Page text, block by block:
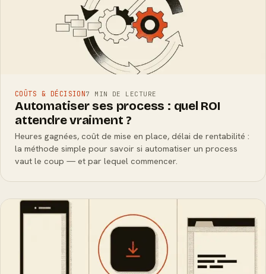
COÛTS & DÉCISION7 MIN DE LECTURE
Automatiser ses process : quel ROI
attendre vraiment ?
Heures gagnées, coût de mise en place, délai de rentabilité :
la méthode simple pour savoir si automatiser un process
vaut le coup — et par lequel commencer.